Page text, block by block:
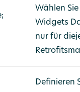
Wählen
Widgets
nur für
Definieren